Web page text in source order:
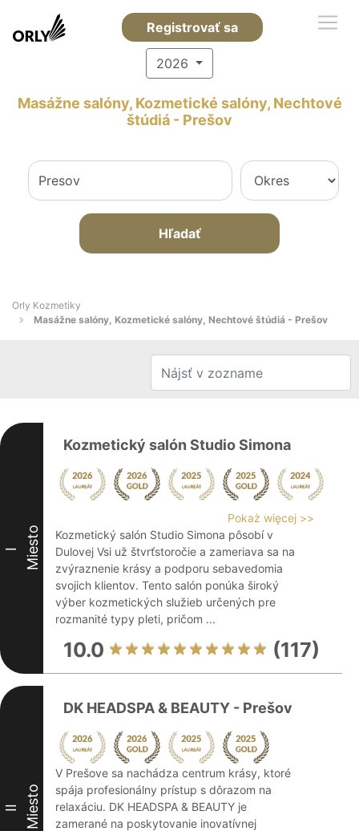
Registrovať sa
2026
Masážne salóny, Kozmetické salóny, Nechtové
štúdiá - Prešov
Hľadať
Orly Kozmetiky
Masážne salóny, Kozmetické salóny, Nechtové štúdiá - Prešov
I Miesto
Kozmetický salón Studio Simona
Pokaż więcej >>
Kozmetický salón Studio Simona pôsobí v
Dulovej Vsi už štvrťstoročie a zameriava sa na
zvýraznenie krásy a podporu sebavedomia
svojich klientov. Tento salón ponúka široký
výber kozmetických služieb určených pre
rozmanité typy pleti, pričom ...
10.0 (117)
II Miesto
DK HEADSPA & BEAUTY - Prešov
V Prešove sa nachádza centrum krásy, ktoré
spája profesionálny prístup s dôrazom na
relaxáciu. DK HEADSPA & BEAUTY je
zamerané na poskytovanie inovatívnej